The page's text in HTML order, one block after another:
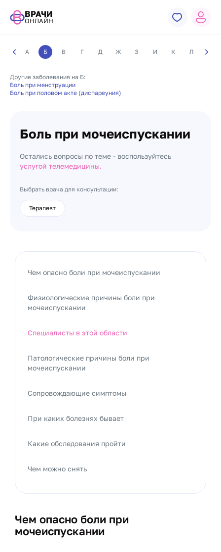
ВРАЧИ
ОНЛАЙН
А Б В Г Д Ж З И К Л М
Другие заболевания на Б:
Боль при менструации
Боль при половом акте (диспареуния)
Боль при мочеиспускании
Остались вопросы по теме - воспользуйтесь
услугой телемедицины.
Выбрать врача для консультации:
Терапевт
Чем опасно боли при
мочеиспускании
Чем опасно боли при мочеиспускании
Физиологические причины боли при
мочеиспускании
Специалисты в этой области
Патологические причины боли при
мочеиспускании
Сопровождающие симптомы
При каких болезнях бывает
Какие обследования пройти
Чем можно снять